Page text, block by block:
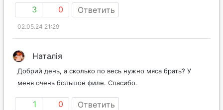
3 0 Ответить
02.05.24 21:29
Наталія
Добрий день, а сколько по весь нужно мяса брать? У
меня очень большое филе. Спасибо.
1 0 Ответить